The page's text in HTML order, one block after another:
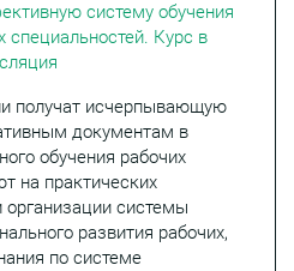
систему обучения
специальностей. Курс в
получат исчерпывающую
документам в
обучения рабочих
на практических
организации системы
развития рабочих,
по системе